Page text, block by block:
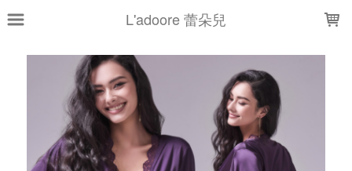
L'adoore 蕾朵兒